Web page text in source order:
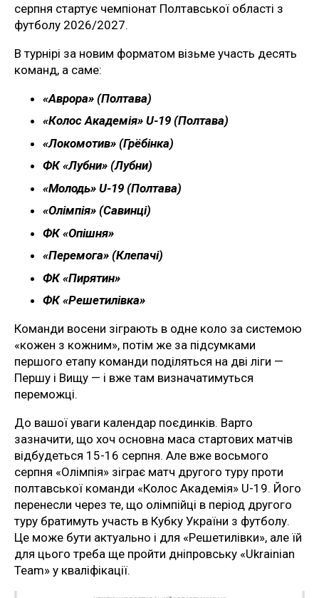
серпня стартує чемпіонат Полтавської області з
футболу 2026/2027.
В турнірі за новим форматом візьме участь десять
команд, а саме:
«Аврора» (Полтава)
«Колос Академія» U-19 (Полтава)
«Локомотив» (Грёбінка)
ФК «Лубни» (Лубни)
«Молодь» U-19 (Полтава)
«Олімпія» (Савинці)
ФК «Опішня»
«Перемога» (Клепачі)
ФК «Пирятин»
ФК «Решетилівка»
Команди восени зіграють в одне коло за системою
«кожен з кожним», потім же за підсумками
першого етапу команди поділяться на дві ліги —
Першу і Вищу — і вже там визначатимуться
переможці.
До вашої уваги календар поєдинків. Варто
зазначити, що хоч основна маса стартових матчів
відбудеться 15-16 серпня. Але вже восьмого
серпня «Олімпія» зіграє матч другого туру проти
полтавської команди «Колос Академія» U-19. Його
перенесли через те, що олімпійці в період другого
туру братимуть участь в Кубку України з футболу.
Це може бути актуально і для «Решетилівки», але їй
для цього треба ще пройти дніпровську «Ukrainian
Team» у кваліфікації.